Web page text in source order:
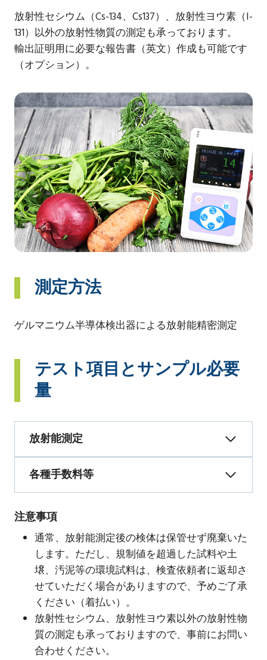
放射性セシウム（Cs-134、Cs137）、放射性ヨウ素（I-
131）以外の放射性物質の測定も承っております。
輸出証明用に必要な報告書（英文）作成も可能です
（オプション）。
測定方法
ゲルマニウム半導体検出器による放射能精密測定
テスト項目とサンプル必要
量
放射能測定
各種手数料等
注意事項
通常、放射能測定後の検体は保管せず廃棄いた
します。ただし、規制値を超過した試料や土
壌、汚泥等の環境試料は、検査依頼者に返却さ
せていただく場合がありますので、予めご了承
ください（着払い）。
放射性セシウム、放射性ヨウ素以外の放射性物
質の測定も承っておりますので、事前にお問い
合わせください。